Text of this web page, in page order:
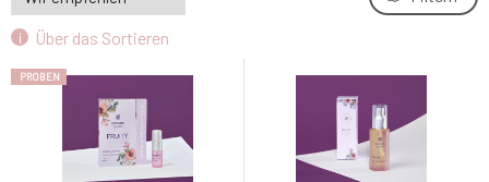
Über das Sortieren
PROBEN